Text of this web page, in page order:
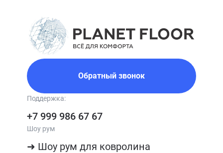
Обратный звонок
Поддержка:
+7 999 986 67 67
Шоу рум
➜ Шоу рум для ковролина